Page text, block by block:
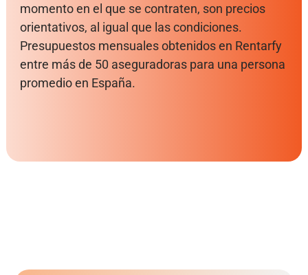
momento en el que se contraten, son precios
orientativos, al igual que las condiciones.
Presupuestos mensuales obtenidos en Rentarfy
entre más de 50 aseguradoras para una persona
promedio en España.